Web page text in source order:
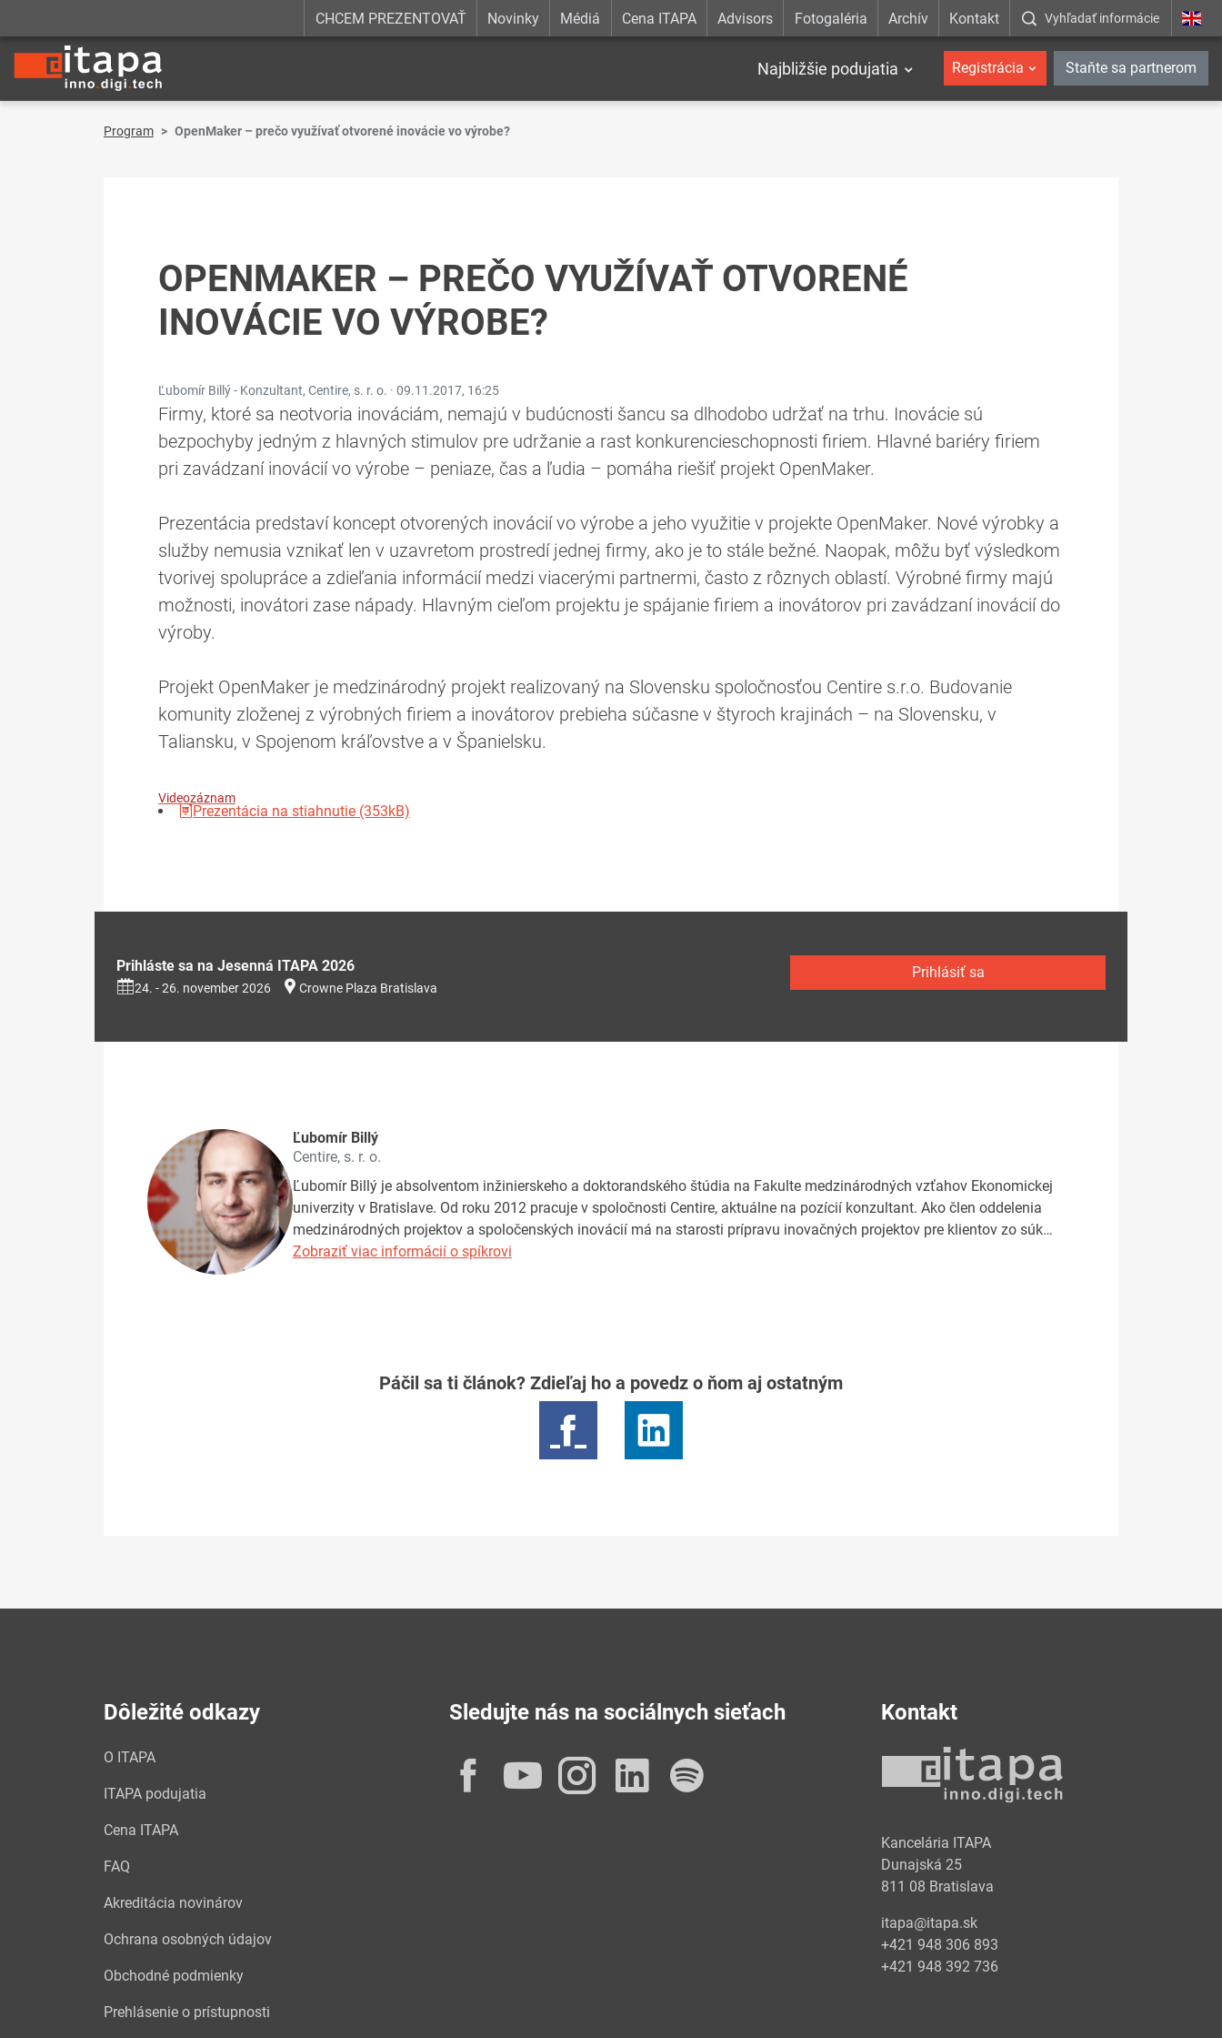
CHCEM PREZENTOVAŤ Novinky Médiá Cena ITAPA Advisors Fotogaléria Archív Kontakt Vyhľadať informácie
Najbližšie podujatia Registrácia Staňte sa partnerom
Program OpenMaker – prečo využívať otvorené inovácie vo výrobe?
OPENMAKER – PREČO VYUŽÍVAŤ OTVORENÉ
INOVÁCIE VO VÝROBE?
Ľubomír Billý - Konzultant, Centire, s. r. o. · 09.11.2017, 16:25
Firmy, ktoré sa neotvoria inováciám, nemajú v budúcnosti šancu sa dlhodobo udržať na trhu. Inovácie sú
bezpochyby jedným z hlavných stimulov pre udržanie a rast konkurencieschopnosti firiem. Hlavné bariéry firiem
pri zavádzaní inovácií vo výrobe – peniaze, čas a ľudia – pomáha riešiť projekt OpenMaker.
Prezentácia predstaví koncept otvorených inovácií vo výrobe a jeho využitie v projekte OpenMaker. Nové výrobky a
služby nemusia vznikať len v uzavretom prostredí jednej firmy, ako je to stále bežné. Naopak, môžu byť výsledkom
tvorivej spolupráce a zdieľania informácií medzi viacerými partnermi, často z rôznych oblastí. Výrobné firmy majú
možnosti, inovátori zase nápady. Hlavným cieľom projektu je spájanie firiem a inovátorov pri zavádzaní inovácií do
výroby.
Projekt OpenMaker je medzinárodný projekt realizovaný na Slovensku spoločnosťou Centire s.r.o. Budovanie
komunity zloženej z výrobných firiem a inovátorov prebieha súčasne v štyroch krajinách – na Slovensku, v
Taliansku, v Spojenom kráľovstve a v Španielsku.
Videozáznam
Prezentácia na stiahnutie (353kB)
Prihláste sa na Jesenná ITAPA 2026
24. - 26. november 2026 Crowne Plaza Bratislava
Prihlásiť sa
Ľubomír Billý
Centire, s. r. o.
Ľubomír Billý je absolventom inžinierskeho a doktorandského štúdia na Fakulte medzinárodných vzťahov Ekonomickej
univerzity v Bratislave. Od roku 2012 pracuje v spoločnosti Centire, aktuálne na pozícií konzultant. Ako člen oddelenia
medzinárodných projektov a spoločenských inovácií má na starosti prípravu inovačných projektov pre klientov zo súk…
Zobraziť viac informácií o spíkrovi
Páčil sa ti článok? Zdieľaj ho a povedz o ňom aj ostatným
Dôležité odkazy
O ITAPA
ITAPA podujatia
Cena ITAPA
FAQ
Akreditácia novinárov
Ochrana osobných údajov
Obchodné podmienky
Prehlásenie o prístupnosti
Sledujte nás na sociálnych sieťach
Facebook
YouTube
Instagram
LinkedIn
Kontakt
Kancelária ITAPA
Dunajská 25
811 08 Bratislava
itapa@itapa.sk
+421 948 306 893
+421 948 392 736